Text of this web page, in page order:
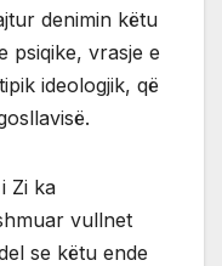
denimin këtu
psiqike, vrasje e
ideologjik, që
Zi ka
vullnet
se këtu ende